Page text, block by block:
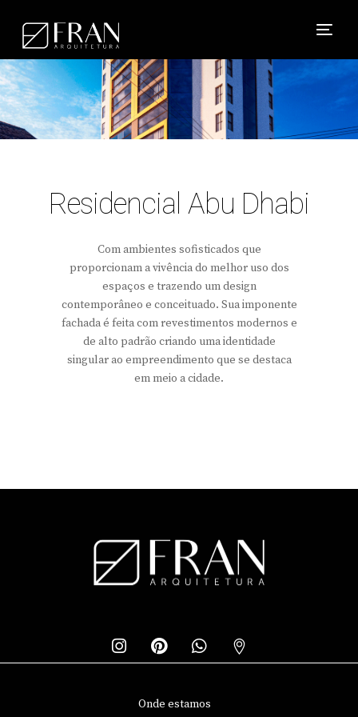
Residencial Abu Dhabi
Com ambientes sofisticados que
proporcionam a vivência do melhor uso dos
espaços e trazendo um design
contemporâneo e conceituado. Sua imponente
fachada é feita com revestimentos modernos e
de alto padrão criando uma identidade
singular ao empreendimento que se destaca
em meio a cidade.
Onde estamos